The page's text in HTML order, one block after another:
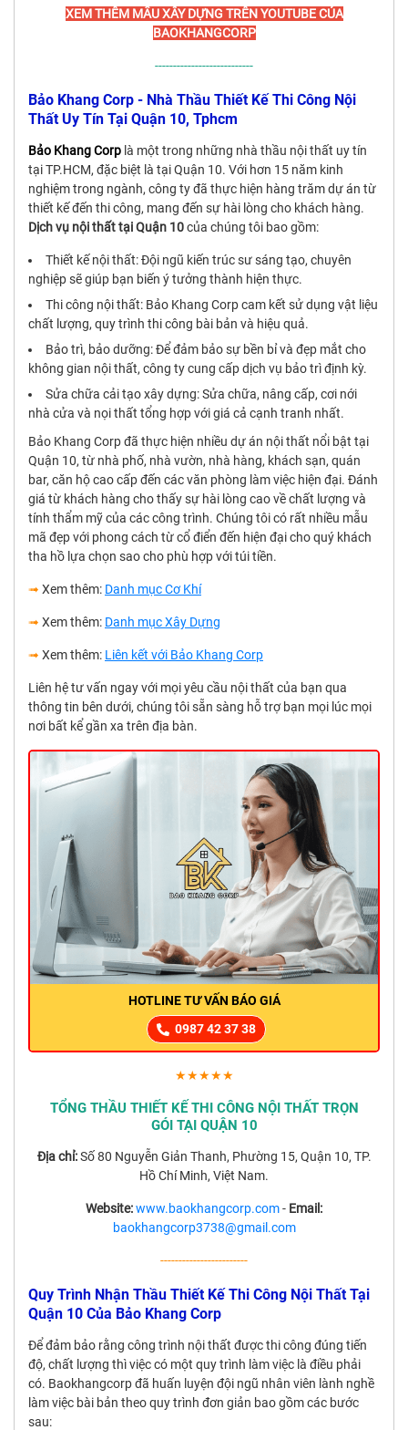
XEM THÊM MẪU XÂY DỰNG TRÊN YOUTUBE CỦA
BAOKHANGCORP
---------------------------
Bảo Khang Corp - Nhà Thầu Thiết Kế Thi Công Nội
Thất Uy Tín Tại Quận 10, Tphcm
Bảo Khang Corp là một trong những nhà thầu nội thất uy tín
tại TP.HCM, đặc biệt là tại Quận 10. Với hơn 15 năm kinh
nghiệm trong ngành, công ty đã thực hiện hàng trăm dự án từ
thiết kế đến thi công, mang đến sự hài lòng cho khách hàng.
Dịch vụ nội thất tại Quận 10của chúng tôi bao gồm:
Thiết kế nội thất: Đội ngũ kiến trúc sư sáng tạo, chuyên
nghiệp sẽ giúp bạn biến ý tưởng thành hiện thực.
Thi công nội thất: Bảo Khang Corp cam kết sử dụng vật liệu
chất lượng, quy trình thi công bài bản và hiệu quả.
Bảo trì, bảo dưỡng: Để đảm bảo sự bền bỉ và đẹp mắt cho
không gian nội thất, công ty cung cấp dịch vụ bảo trì định kỳ.
Sửa chữa cải tạo xây dựng: Sửa chữa, nâng cấp, cơi nới
nhà cửa và nọi thất tổng hợp với giá cả cạnh tranh nhất.
Bảo Khang Corp đã thực hiện nhiều dự án nội thất nổi bật tại
Quận 10, từ nhà phố, nhà vườn, nhà hàng, khách sạn, quán
bar, căn hộ cao cấp đến các văn phòng làm việc hiện đại. Đánh
giá từ khách hàng cho thấy sự hài lòng cao về chất lượng và
tính thẩm mỹ của các công trình. Chúng tôi có rất nhiều mẫu
mã đẹp với phong cách từ cổ điển đến hiện đại cho quý khách
tha hồ lựa chọn sao cho phù hợp với túi tiền.
➟ Xem thêm: Danh mục Cơ Khí
➟ Xem thêm: Danh mục Xây Dựng
➟ Xem thêm: Liên kết với Bảo Khang Corp
Liên hệ tư vấn ngay với mọi yêu cầu nội thất của bạn qua
thông tin bên dưới, chúng tôi sẵn sàng hỗ trợ bạn mọi lúc mọi
nơi bất kể gần xa trên địa bàn.
HOTLINE TƯ VẤN BÁO GIÁ
0987 42 37 38
★★★★★
TỔNG THẦU THIẾT KẾ THI CÔNG NỘI THẤT TRỌN
GÓI TẠI QUẬN 10
Địa chỉ:Số 80 Nguyễn Giản Thanh, Phường 15, Quận 10, TP.
Hồ Chí Minh, Việt Nam.
Website:www.baokhangcorp.com- Email:
baokhangcorp3738@gmail.com
------------------------
Quy Trình Nhận Thầu Thiết Kế Thi Công Nội Thất Tại
Quận 10 Của Bảo Khang Corp
Để đảm bảo rằng công trình nội thất được thi công đúng tiến
độ, chất lượng thì việc có một quy trình làm việc là điều phải
có. Baokhangcorp đã huấn luyện đội ngũ nhân viên lành nghề
làm việc bài bản theo quy trình đơn giản bao gồm các bước
sau: